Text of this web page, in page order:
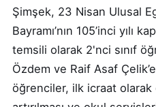
Şimşek, 23 Nisan Ulusal
Bayramı’nın 105’inci yılı
temsili olarak 2'nci sınıf
Özdem ve Raif Asaf
öğrenciler, ilk icraat